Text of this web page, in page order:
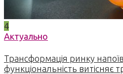
4
Актуально
Трансформація ринку
функціональність витісняє